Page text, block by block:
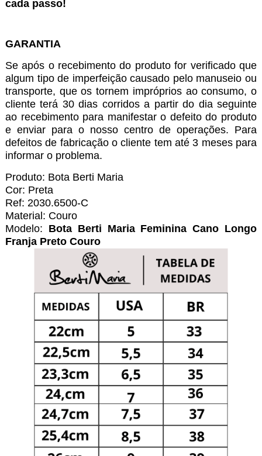
cada passo!
GARANTIA
Se após o recebimento do produto for verificado que
algum tipo de imperfeição causado pelo manuseio ou
transporte, que os tornem impróprios ao consumo, o
cliente terá 30 dias corridos a partir do dia seguinte
ao recebimento para manifestar o defeito do produto
e enviar para o nosso centro de operações. Para
defeitos de fabricação o cliente tem até 3 meses para
informar o problema.
Produto: Bota Berti Maria
Cor: Preta
Ref: 2030.6500-C
Material: Couro
Modelo: Bota Berti Maria Feminina Cano Longo
Franja Preto Couro